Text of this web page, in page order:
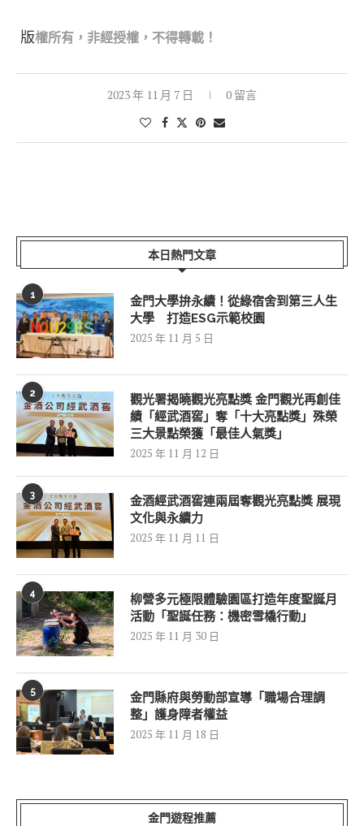
版權所有，非經授權，不得轉載！
2023 年 11 月 7 日 0 留言
本日熱門文章
1
金門大學拚永續！從綠宿舍到第三人生
大學 打造ESG示範校園
2025 年 11 月 5 日
2
觀光署揭曉觀光亮點獎 金門觀光再創佳
績「經武酒窖」奪「十大亮點獎」殊榮
三大景點榮獲「最佳人氣獎」
2025 年 11 月 12 日
3
金酒經武酒窖連兩屆奪觀光亮點獎 展現
文化與永續力
2025 年 11 月 11 日
4
柳營多元極限體驗園區打造年度聖誕月
活動「聖誕任務：機密雪橇行動」
2025 年 11 月 30 日
5
金門縣府與勞動部宣導「職場合理調
整」護身障者權益
2025 年 11 月 18 日
金門遊程推薦